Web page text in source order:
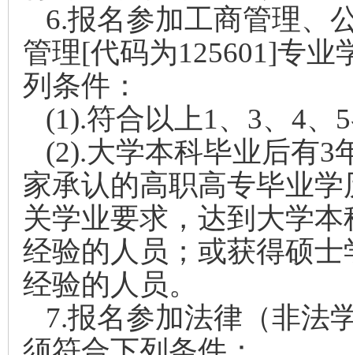
6.报名参加工商管理、
管理[代码为125601]专业
列条件：
(1).符合以上1、3、4、
(2).大学本科毕业后有3
家承认的高职高专毕业
关学业要求，达到大学
经验的人员；或获得硕
经验的人员。
7.报名参加法律（非法